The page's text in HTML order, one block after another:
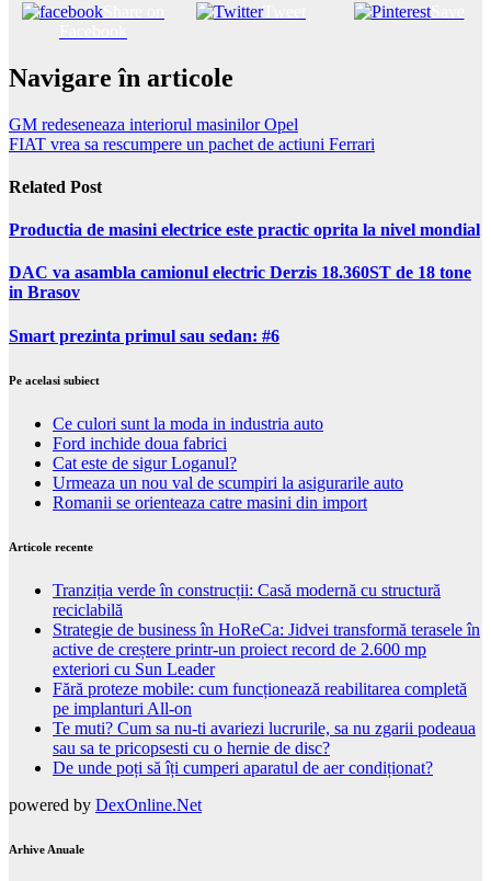
Tweet Save
Navigare în articole
GM redeseneaza interiorul masinilor Opel
FIAT vrea sa rescumpere un pachet de actiuni Ferrari
Related Post
Productia de masini electrice este practic oprita la nivel mondial
DAC va asambla camionul electric Derzis 18.360ST de 18 tone
in Brasov
Smart prezinta primul sau sedan: #6
Pe acelasi subiect
Ce culori sunt la moda in industria auto
Ford inchide doua fabrici
Cat este de sigur Loganul?
Urmeaza un nou val de scumpiri la asigurarile auto
Romanii se orienteaza catre masini din import
Articole recente
Tranziția verde în construcții: Casă modernă cu structură
reciclabilă
Strategie de business în HoReCa: Jidvei transformă terasele în
active de creștere printr-un proiect record de 2.600 mp
exteriori cu Sun Leader
Fără proteze mobile: cum funcționează reabilitarea completă
pe implanturi All-on
Te muti? Cum sa nu-ti avariezi lucrurile, sa nu zgarii podeaua
sau sa te pricopsesti cu o hernie de disc?
De unde poți să îți cumperi aparatul de aer condiționat?
powered by DexOnline.Net
Arhive Anuale